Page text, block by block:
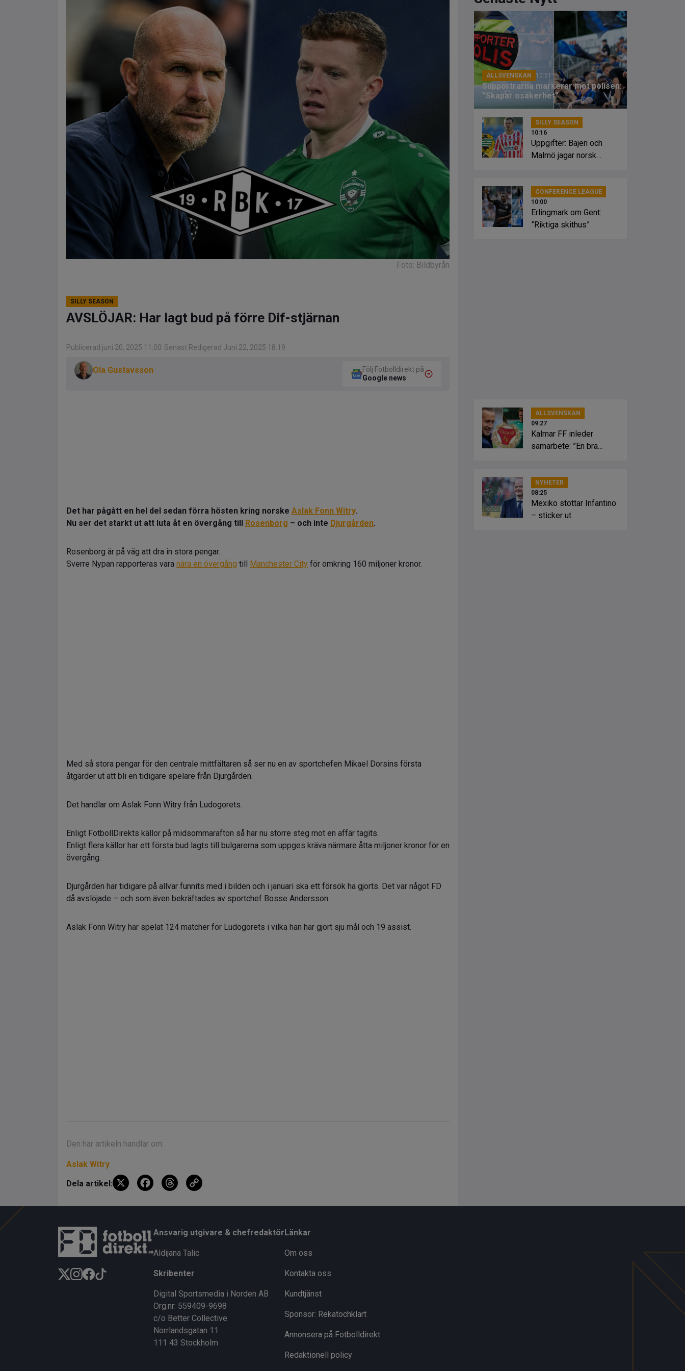
Foto: Bildbyrån
SILLY SEASON
AVSLÖJAR: Har lagt bud på förre Dif-stjärnan
Publicerad juni 20, 2025 11:00 Senast Redigerad Juni 22, 2025 18:19
Ola Gustavsson
Följ Fotbolldirekt på
Google news
Det har pågått en hel del sedan förra hösten kring norske Aslak Fonn Witry.
Nu ser det starkt ut att luta åt en övergång till Rosenborg – och inte Djurgården.
Rosenborg är på väg att dra in stora pengar.
Sverre Nypan rapporteras vara nära en övergång till Manchester City för omkring 160 miljoner kronor.
Med så stora pengar för den centrale mittfältaren så ser nu en av sportchefen Mikael Dorsins första
åtgärder ut att bli en tidigare spelare från Djurgården.
Det handlar om Aslak Fonn Witry från Ludogorets.
Enligt FotbollDirekts källor på midsommarafton så har nu större steg mot en affär tagits.
Enligt flera källor har ett första bud lagts till bulgarerna som uppges kräva närmare åtta miljoner kronor för en
övergång.
Djurgården har tidigare på allvar funnits med i bilden och i januari ska ett försök ha gjorts. Det var något FD
då avslöjade – och som även bekräftades av sportchef Bosse Andersson.
Aslak Fonn Witry har spelat 124 matcher för Ludogorets i vilka han har gjort sju mål och 19 assist.
Den här artikeln handlar om:
Aslak Witry
Dela artikel:
X
F
b
o
k
T
a
d
Li
ALLSVENSKAN 10:51
Supportrarna markerar mot polisen:
”Skapar osäkerhet”
SILLY SEASON
10:16
Uppgifter: Bajen och
Malmö jagar norsk
CONFERENCE LEAGUE
10:00
Erlingmark om Gent:
”Riktiga skithus”
ALLSVENSKAN
09:27
Kalmar FF inleder
samarbete: ”En bra
NYHETER
08:25
Mexiko stöttar Infantino
– sticker ut
Ansvarig utgivare & chefredaktör
Aldijana Talic
Skribenter
Digital Sportsmedia i Norden AB
Org.nr: 559409-9698
c/o Better Collective
Norrlandsgatan 11
111 43 Stockholm
Länkar
Om oss
Kontakta oss
Kundtjänst
Sponsor: Rekatochklart
Annonsera på Fotbolldirekt
Redaktionell policy